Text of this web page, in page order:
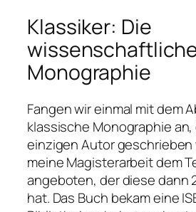
Klassiker: Die
Monographie
Fangen wir einmal mit dem
klassische Monographie
einzigen Autor geschrieben
meine Magisterarbeit dem
angeboten, der diese dann
hat. Das Buch bekam eine